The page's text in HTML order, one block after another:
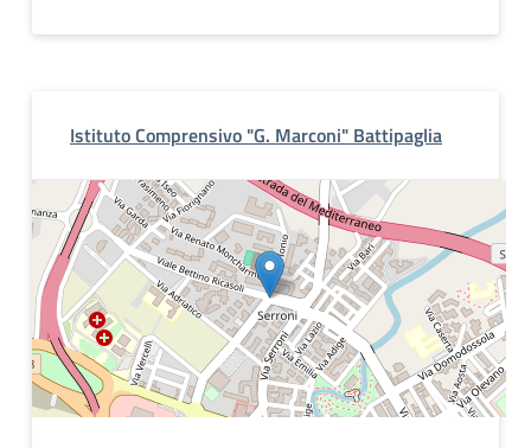
Istituto Comprensivo "G. Marconi" Battipaglia